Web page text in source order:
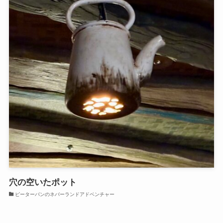
穴の空いたポット
ピーターパンのネバーランドアドベンチャー